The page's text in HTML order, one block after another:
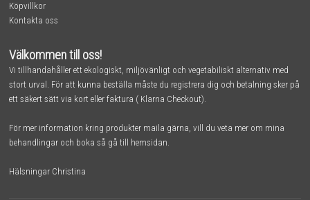
Köpvillkor
Kontakta oss
Välkommen till oss!
Vi tillhandahåller ett ekologiskt, miljövänligt och vegetabiliskt alternativ med
stort urval. För att kunna beställa måste du registrera dig och betalning sker på
ett säkert sätt via kort eller faktura ( Klarna Checkout).
För mer information kring produkter maila gärna, vill du veta mer om mina
behandlingar och boka så gå till hemsidan.
Hälsningar Christina